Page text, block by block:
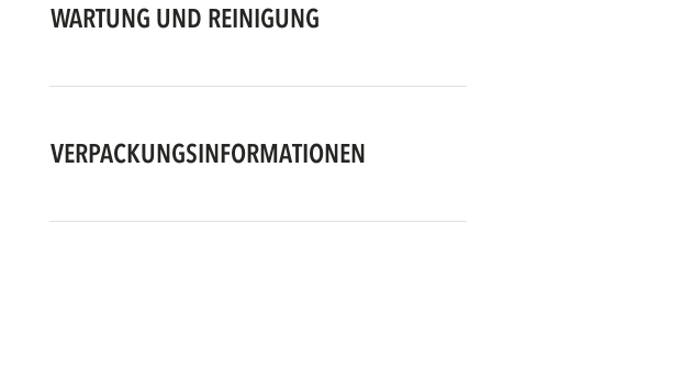
WARTUNG UND REINIGUNG
VERPACKUNGSINFORMATIONEN